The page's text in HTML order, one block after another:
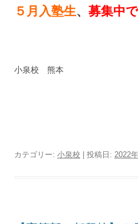
５月入塾生、 募集中
小泉校 熊本
カテゴリー: 小泉校 | 投稿日: 2022